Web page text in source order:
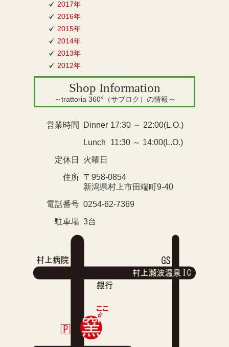
2017年
2016年
2015年
2014年
2013年
2012年
Shop Information
～trattoria 360°（サブロク）の情報～
営業時間 Dinner 17:30 ～ 22:00(L.O.)
Lunch
11:30 ～ 14:00(L.O.)
定休日
火曜日
住所 〒958-0854
新潟県村上市田端町9-40
電話番号 0254-62-7369
駐車場 3台